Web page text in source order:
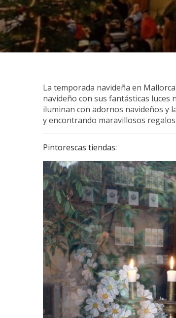
La temporada navideña en
navideño con sus fantásticas luces
iluminan con adornos navideños y
y encontrando maravillosos
Pintorescas tiendas: